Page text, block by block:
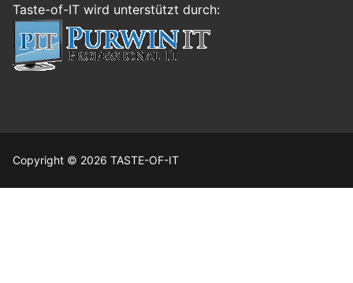
Taste-of-IT wird unterstützt durch:
Copyright © 2026 TASTE-OF-IT